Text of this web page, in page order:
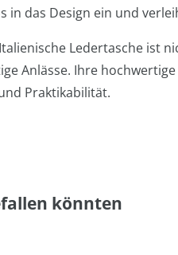
in das Design ein und
Ledertasche ist
Anlässe. Ihre
Praktikabilität.
könnten